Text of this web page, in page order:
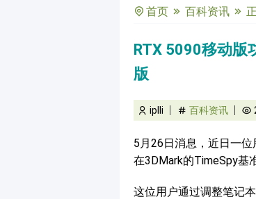
首页 百科资讯
RTX 5090移动版
版
iplli 百科资讯
5月26日消息，近日一
在3DMark的TimeSpy基
这位用户通过调整笔记